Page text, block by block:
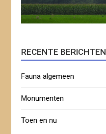
RECENTE BERICHTEN
Fauna algemeen
Monumenten
Toen en nu